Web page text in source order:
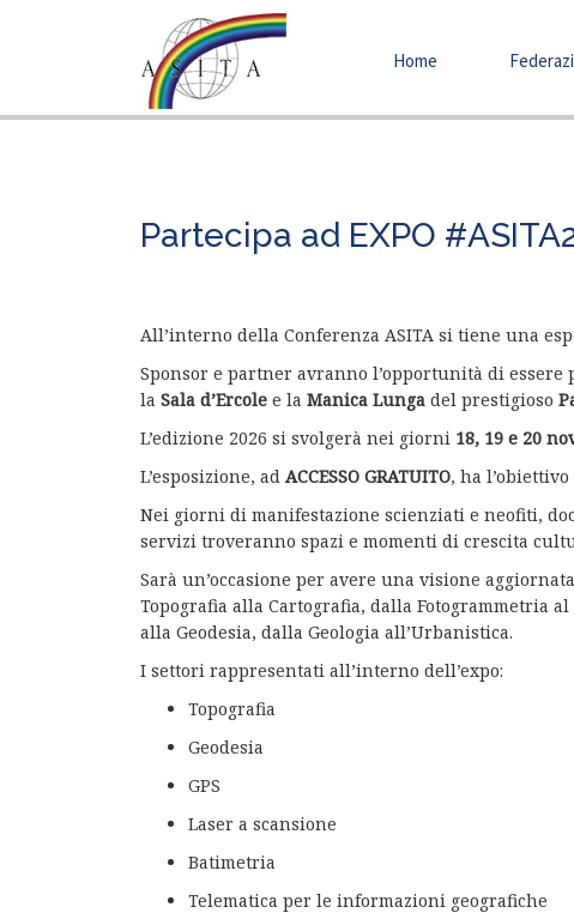
Home
Partecipa ad EXPO
All’interno della Conferenza ASITA si tiene una
Sponsor e partner avranno l’opportunità di
la Sala d’Ercole e la Manica Lunga del prestigioso
L’edizione 2026 si svolgerà nei giorni 18, 19 e 20
L’esposizione, ad ACCESSO GRATUITO, ha
Nei giorni di manifestazione scienziati e neofiti,
servizi troveranno spazi e momenti di crescita
Sarà un’occasione per avere una visione
Topografia alla Cartografia, dalla Fotogrammetria
alla Geodesia, dalla Geologia all’Urbanistica.
I settori rappresentati all’interno dell’expo:
Topografia
Geodesia
GPS
Laser a scansione
Batimetria
Telematica per le informazioni geografiche